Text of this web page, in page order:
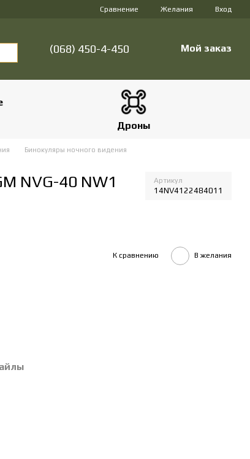
Сравнение Желания Вход
(068) 450-4-450 Мой заказ
Дроны
Бинокуляры ночного видения
NVG-40 NW1
Артикул
14NV4122484011
К сравнению В желания